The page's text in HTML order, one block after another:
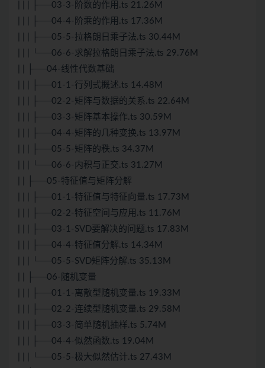
| | | ├──03-3-阶数的作用.ts 21.26M
| | | ├──04-4-阶乘的作用.ts 17.36M
| | | ├──05-5-拉格朗日乘子法.ts 30.44M
| | | └──06-6-求解拉格朗日乘子法.ts 29.76M
| | ├──04-线性代数基础
| | | ├──01-1-行列式概述.ts 14.48M
| | | ├──02-2-矩阵与数据的关系.ts 22.64M
| | | ├──03-3-矩阵基本操作.ts 30.59M
| | | ├──04-4-矩阵的几种变换.ts 13.97M
| | | ├──05-5-矩阵的秩.ts 34.37M
| | | └──06-6-内积与正交.ts 31.27M
| | ├──05-特征值与矩阵分解
| | | ├──01-1-特征值与特征向量.ts 17.73M
| | | ├──02-2-特征空间与应用.ts 11.76M
| | | ├──03-1-SVD要解决的问题.ts 17.83M
| | | ├──04-4-特征值分解.ts 14.34M
| | | └──05-5-SVD矩阵分解.ts 35.13M
| | ├──06-随机变量
| | | ├──01-1-离散型随机变量.ts 19.33M
| | | ├──02-2-连续型随机变量.ts 29.58M
| | | ├──03-3-简单随机抽样.ts 5.74M
| | | ├──04-4-似然函数.ts 19.04M
| | | └──05-5-极大似然估计.ts 27.43M